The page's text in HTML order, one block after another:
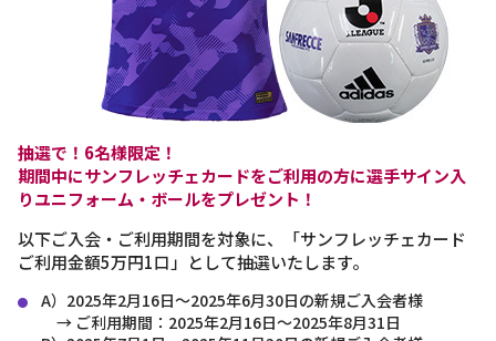
抽選で！6名様限定！
期間中にサンフレッチェカードをご利用の方に選手サイン入
りユニフォーム・ボールをプレゼント！
以下ご入会・ご利用期間を対象に、「サンフレッチェカード
ご利用金額5万円1口」として抽選いたします。
A）2025年2月16日～2025年6月30日の新規ご入会者様
→ ご利用期間：2025年2月16日～2025年8月31日